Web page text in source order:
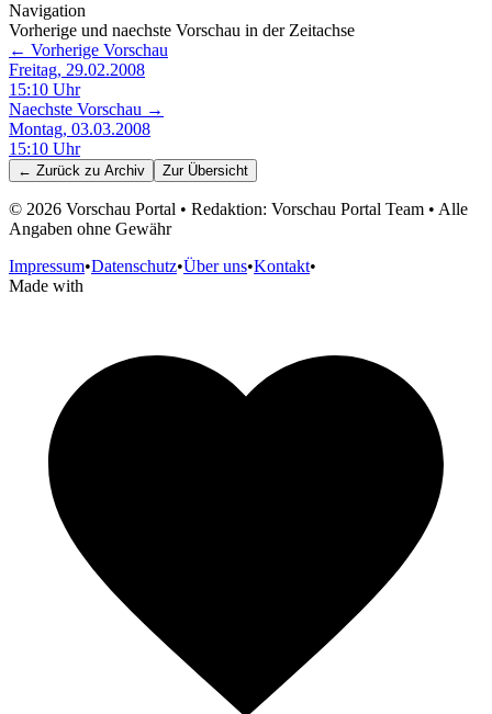
Navigation
Vorherige und naechste Vorschau in der Zeitachse
← Vorherige Vorschau
Freitag, 29.02.2008
15:10 Uhr
Naechste Vorschau →
Montag, 03.03.2008
15:10 Uhr
← Zurück zu Archiv Zur Übersicht
© 2026 Vorschau Portal • Redaktion: Vorschau Portal Team • Alle
Angaben ohne Gewähr
Impressum•Datenschutz•Über uns•Kontakt•
Made with